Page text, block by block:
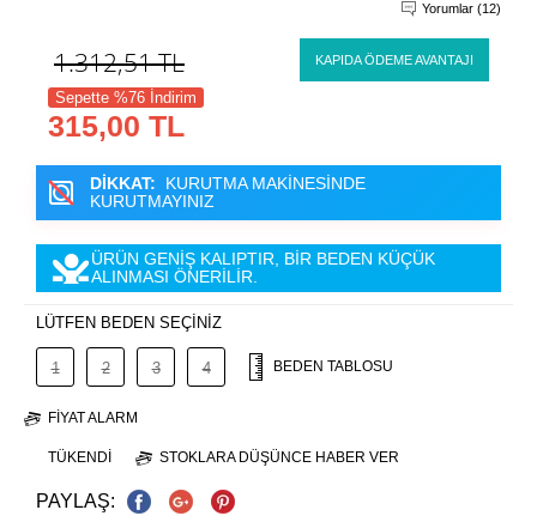
Yorumlar (12)
1.312,51TL KAPIDA ÖDEME AVANTAJI
Sepette %76 İndirim
315,00 TL
DİKKAT:
KURUTMA MAKİNESİNDE
KURUTMAYINIZ
ÜRÜN GENİŞ KALIPTIR, BİR BEDEN KÜÇÜK
ALINMASI ÖNERİLİR.
LÜTFEN BEDEN SEÇİNİZ
1 2 3 4 BEDEN TABLOSU
FIYAT ALARM
TÜKENDI STOKLARA DÜŞÜNCE HABER VER
PAYLAŞ: